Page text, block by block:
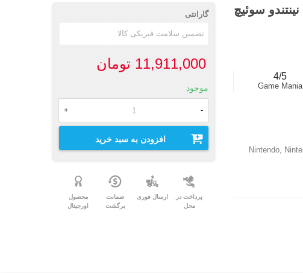
4/5
Game Mania
گارانتی
11,911,000 تومان
موجود
-
+
افزودن به سبد خرید
پرداخت در
محل
ارسال فوری
ضمانت
برگشت
محصول
اورجینال